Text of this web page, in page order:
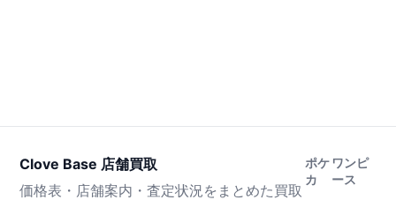
Clove Base 店舗買取
価格表・店舗案内・査定状況をまとめた買取
ポケ
カ
ワンピ
ース